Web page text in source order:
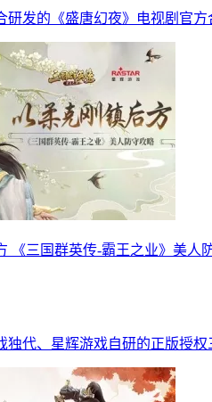
研发的《盛唐幻夜》电视剧官
《三国群英传-霸王之业》美人
独代、星辉游戏自研的正版授